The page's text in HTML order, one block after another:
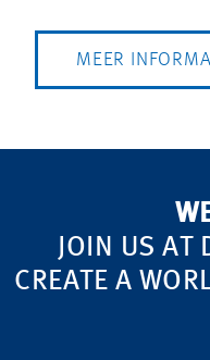
MEER
JOIN US AT
CREATE A